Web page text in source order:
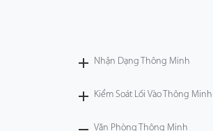
Nhận Dạng Thông Minh
Kiểm Soát Lối Vào Thông Minh
Văn Phòng Thông Minh